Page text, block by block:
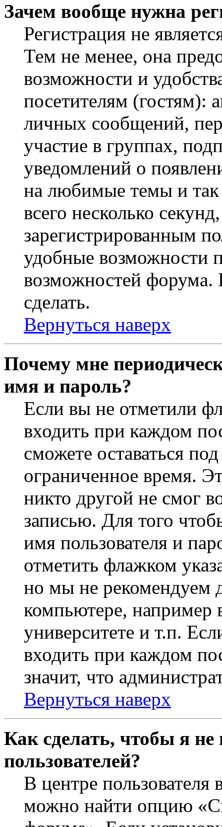
Зачем вообще нужна
Регистрация не
Тем не менее, она
возможности и
посетителям (гостям):
личных сообщений,
участие в группах,
уведомлений о
на любимые темы и так
всего несколько
зарегистрированным
удобные возможности
возможностей
сделать.
Вернуться наверх
Почему мне
имя и пароль?
Если вы не отметили
входить при каждом
сможете оставаться
ограниченное время.
никто другой не смог
записью. Для того
имя пользователя и
отметить флажком
но мы не рекомендуем
компьютере, например
университете и т.п.
входить при каждом
значит, что
Вернуться наверх
Как сделать, чтобы я
пользователей?
В центре
можно найти опцию